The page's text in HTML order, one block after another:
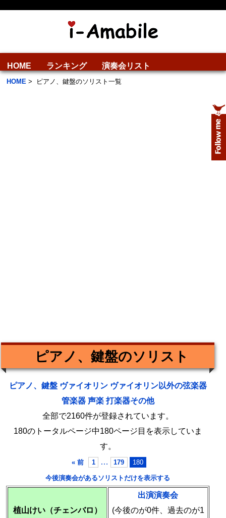
HOME ランキング 演奏会リスト
HOME > ピアノ、鍵盤のソリスト一覧
ピアノ、鍵盤のソリスト
ピアノ、鍵盤 ヴァイオリン ヴァイオリン以外の弦楽器
管楽器 声楽 打楽器その他
全部で2160件が登録されています。
180のトータルページ中180ページ目を表示していま
す。
« 前 1 … 179 180
今後演奏会があるソリストだけを表示する
植山けい（チェンバロ）
出演演奏会
(今後のが0件、過去のが1